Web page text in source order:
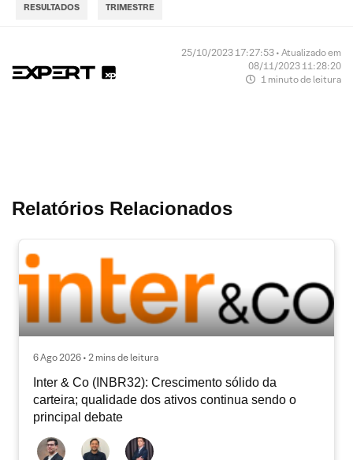
RESULTADOS TRIMESTRE
25/10/2023 17:27:53 • Atualizado em
08/11/2023 11:28:20
1 minuto de leitura
Relatórios Relacionados
6 Ago 2026 • 2 mins de leitura
Inter & Co (INBR32): Crescimento sólido da
carteira; qualidade dos ativos continua sendo o
principal debate